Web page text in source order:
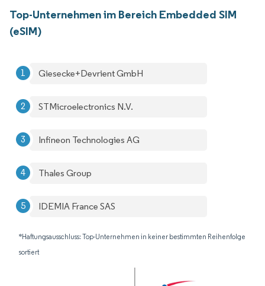
Top-Unternehmen im Bereich Embedded SIM
(eSIM)
Giesecke+Devrient GmbH
STMicroelectronics N.V.
Infineon Technologies AG
Thales Group
IDEMIA France SAS
*Haftungsausschluss: Top-Unternehmen in keiner bestimmten Reihenfolge
sortiert